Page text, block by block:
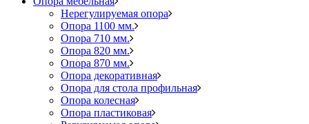
Нерегулируемая опора
Опора 1100 мм.
Опора 710 мм.
Опора 820 мм.
Опора 870 мм.
Опора декоративная
Опора для стола профильная
Опора колесная
Опора пластиковая